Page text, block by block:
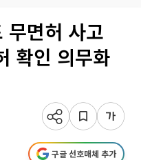
무면허 사고
확인 의무화
구글 선호매체 추가